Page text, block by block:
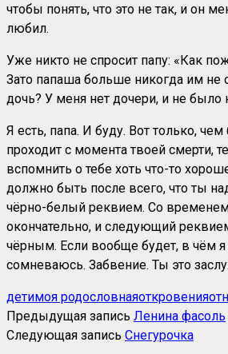
чтобы понять, что это не так, и он
любил.
Уже никто не спросит папу: «Как
Зато папаша больше никогда им не
дочь? У меня нет дочери, и не было
Я есть, папа. И буду. Вот только,
проходит с момента твоей смерти,
вспомнить о тебе хоть что-то
должно быть после всего, что ты
чёрно-белый реквием. Со
окончательно, и следующий
чёрным. Если вообще будет, в чём я
сомневаюсь. Забвение. Ты это
детимоя родословнаяоткровения
Предыдущая запись Ленина фасоль
Следующая запись Снегурочка